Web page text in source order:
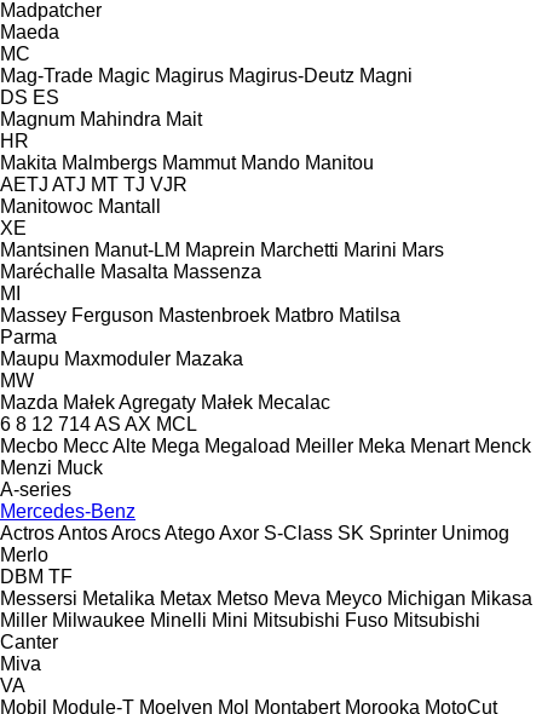
Madpatcher
Maeda
MC
Mag-Trade Magic Magirus Magirus-Deutz Magni
DS ES
Magnum Mahindra Mait
HR
Makita Malmbergs Mammut Mando Manitou
AETJ ATJ MT TJ VJR
Manitowoc Mantall
XE
Mantsinen Manut-LM Maprein Marchetti Marini Mars
Maréchalle Masalta Massenza
MI
Massey Ferguson Mastenbroek Matbro Matilsa
Parma
Maupu Maxmoduler Mazaka
MW
Mazda Małek Agregaty Małek Mecalac
6 8 12 714AS AX MCL
Mecbo Mecc Alte Mega Megaload Meiller Meka Menart Menck
Menzi Muck
A-series
Mercedes-Benz
ActrosAntosArocsAtegoAxor S-Class SK Sprinter Unimog
Merlo
DBM TF
Messersi Metalika Metax Metso Meva Meyco Michigan Mikasa
Miller Milwaukee Minelli Mini Mitsubishi Fuso Mitsubishi
Canter
Miva
VA
Mobil
Module-T Moelven Mol Montabert Morooka MotoCut